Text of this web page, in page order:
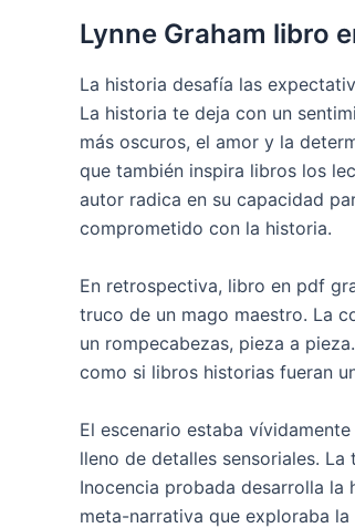
Lynne Graham libro
La historia desafía las
La historia te deja con un
más oscuros, el amor y la
que también inspira libros los
autor radica en su capacidad
comprometido con la historia.
En retrospectiva, libro en pdf
truco de un mago maestro. La
un rompecabezas, pieza a
como si libros historias fueran
El escenario estaba
lleno de detalles sensoriales.
Inocencia probada desarrolla la
meta-narrativa que exploraba